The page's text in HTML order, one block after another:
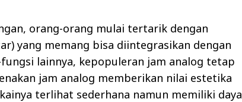
orang-orang mulai tertarik dengan
yang memang bisa diintegrasikan dengan
lainnya, kepopuleran jam analog tetap
jam analog memberikan nilai estetika
terlihat sederhana namun memiliki daya